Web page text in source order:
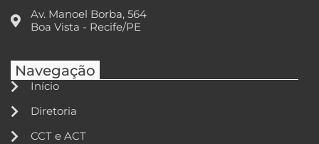
Av. Manoel Borba, 564
Boa Vista - Recife/PE
Navegação
Início
Diretoria
CCT e ACT